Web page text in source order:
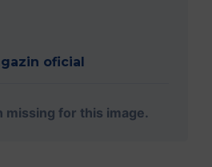
oficial